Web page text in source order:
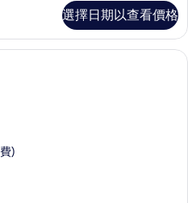
選擇日期以查看價格
Dara Deluxe Room Sea View | 浴室 |
)